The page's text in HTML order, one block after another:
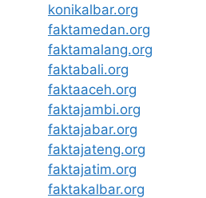
konikalbar.org
faktamedan.org
faktamalang.org
faktabali.org
faktaaceh.org
faktajambi.org
faktajabar.org
faktajateng.org
faktajatim.org
faktakalbar.org